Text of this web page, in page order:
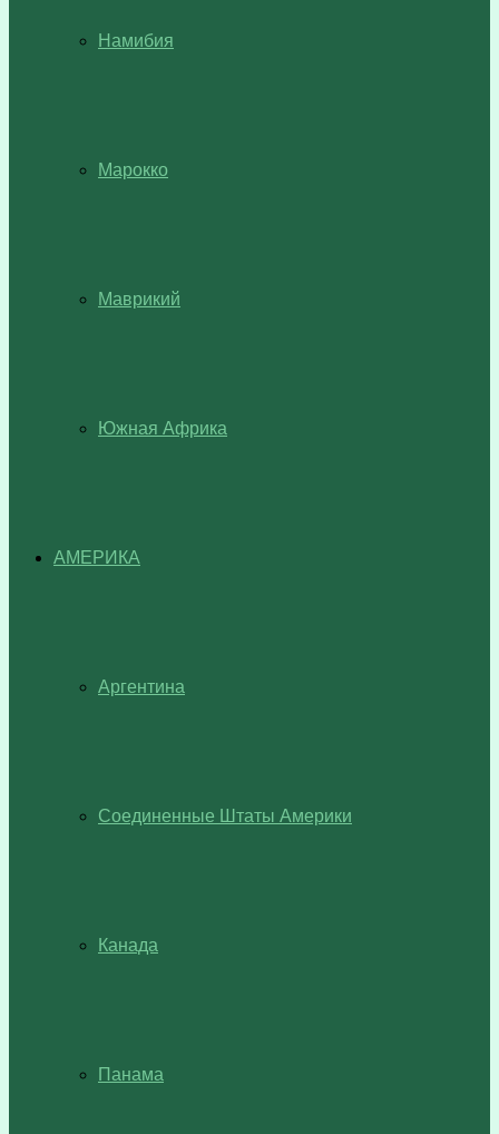
Намибия
Марокко
Маврикий
Южная Африка
АМЕРИКА
Аргентина
Соединенные Штаты Америки
Канада
Панама